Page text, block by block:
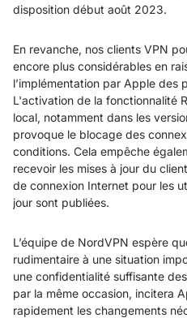
disposition début août 2023.
En revanche, nos clients VPN
encore plus considérables en
l’implémentation par Apple des
L'activation de la fonctionnalité
local, notamment dans les
provoque le blocage des
conditions. Cela empêche
recevoir les mises à jour du
de connexion Internet pour les
jour sont publiées.
L’équipe de NordVPN espère
rudimentaire à une situation
une confidentialité suffisante
par la même occasion, incitera
rapidement les changements